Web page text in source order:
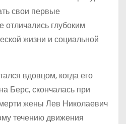
свои первые
отличались глубоким
жизни и социальной
вдовцом, когда его
Берс, скончалась при
жены Лев Николаевич
течению движения